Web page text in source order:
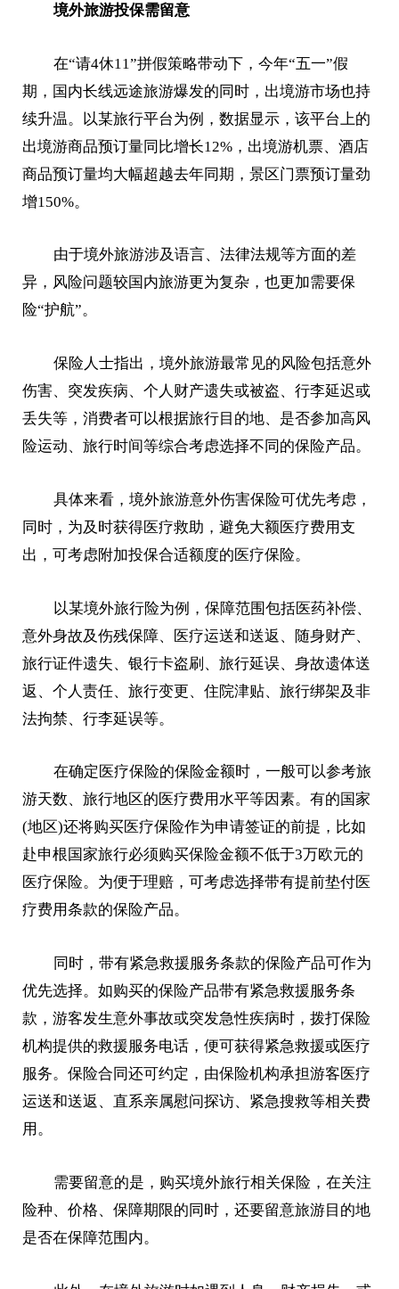
境外旅游投保需留意
在“请4休11”拼假策略带动下，今年“五一”假
期，国内长线远途旅游爆发的同时，出境游市场也持
续升温。以某旅行平台为例，数据显示，该平台上的
出境游商品预订量同比增长12%，出境游机票、酒店
商品预订量均大幅超越去年同期，景区门票预订量劲
增150%。
由于境外旅游涉及语言、法律法规等方面的差
异，风险问题较国内旅游更为复杂，也更加需要保
险“护航”。
保险人士指出，境外旅游最常见的风险包括意外
伤害、突发疾病、个人财产遗失或被盗、行李延迟或
丢失等，消费者可以根据旅行目的地、是否参加高风
险运动、旅行时间等综合考虑选择不同的保险产品。
具体来看，境外旅游意外伤害保险可优先考虑，
同时，为及时获得医疗救助，避免大额医疗费用支
出，可考虑附加投保合适额度的医疗保险。
以某境外旅行险为例，保障范围包括医药补偿、
意外身故及伤残保障、医疗运送和送返、随身财产、
旅行证件遗失、银行卡盗刷、旅行延误、身故遗体送
返、个人责任、旅行变更、住院津贴、旅行绑架及非
法拘禁、行李延误等。
在确定医疗保险的保险金额时，一般可以参考旅
游天数、旅行地区的医疗费用水平等因素。有的国家
(地区)还将购买医疗保险作为申请签证的前提，比如
赴申根国家旅行必须购买保险金额不低于3万欧元的
医疗保险。为便于理赔，可考虑选择带有提前垫付医
疗费用条款的保险产品。
同时，带有紧急救援服务条款的保险产品可作为
优先选择。如购买的保险产品带有紧急救援服务条
款，游客发生意外事故或突发急性疾病时，拨打保险
机构提供的救援服务电话，便可获得紧急救援或医疗
服务。保险合同还可约定，由保险机构承担游客医疗
运送和送返、直系亲属慰问探访、紧急搜救等相关费
用。
需要留意的是，购买境外旅行相关保险，在关注
险种、价格、保障期限的同时，还要留意旅游目的地
是否在保障范围内。